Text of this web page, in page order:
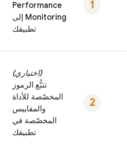
Performance
Monitoring إلى
تطبيقك
(اختياري)
تتبُّع الرموز
المخصّصة للأداة
والمقاييس
المخصّصة في
تطبيقك